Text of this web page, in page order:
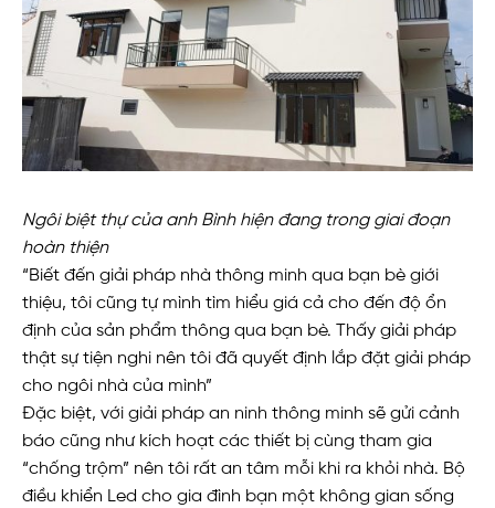
Ngôi biệt thự của anh Bình hiện đang trong giai đoạn
hoàn thiện
“Biết đến giải pháp nhà thông minh qua bạn bè giới
thiệu, tôi cũng tự mình tìm hiểu giá cả cho đến độ ổn
định của sản phẩm thông qua bạn bè. Thấy giải pháp
thật sự tiện nghi nên tôi đã quyết định lắp đặt giải pháp
cho ngôi nhà của mình”
Đặc biệt, với giải pháp an ninh thông minh sẽ gửi cảnh
báo cũng như kích hoạt các thiết bị cùng tham gia
“chống trộm” nên tôi rất an tâm mỗi khi ra khỏi nhà. Bộ
điều khiển Led cho gia đình bạn một không gian sống